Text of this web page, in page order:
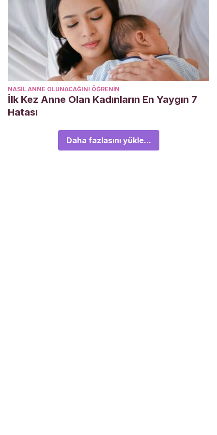
NASIL ANNE OLUNACAĞINI ÖĞRENIN
İlk Kez Anne Olan Kadınların En Yaygın 7
Hatası
Daha fazlasını yükle...